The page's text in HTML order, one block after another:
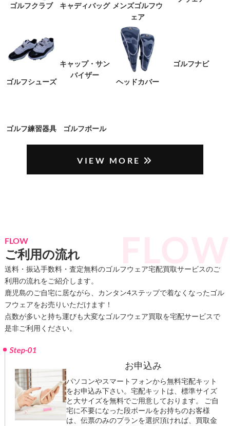
ゴルフクラブ キャディバッグ メンズゴルフウ
ェア
レディースゴル
ゴルフシューズ
キャップ・サン
ヘッドカバー
ゴルフボール
FLOW
ご利用の流れ
送料・振込手数料・査定無料のゴルフウェア宅配買取サービスのご
利用の流れをご紹介します。
鹿児島のご自宅に居ながら、カンタン4ステップで着なくなったゴル
フウェアをお売りいただけます！
是非ご利用ください。
Step-01
お申込み
パソコンやスマートフォンから無料宅配キット
をお申込み下さい。宅配キットは、標準サイズ